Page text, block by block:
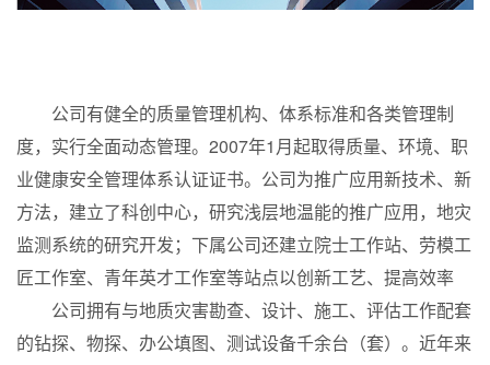
公司有健全的质量管理机构、体系标准和各类管理制
度，实行全面动态管理。2007年1月起取得质量、环境、职
业健康安全管理体系认证证书。公司为推广应用新技术、新
方法，建立了科创中心，研究浅层地温能的推广应用，地灾
监测系统的研究开发；下属公司还建立院士工作站、劳模工
匠工作室、青年英才工作室等站点以创新工艺、提高效率
公司拥有与地质灾害勘查、设计、施工、评估工作配套
的钻探、物探、办公填图、测试设备千余台（套）。近年来